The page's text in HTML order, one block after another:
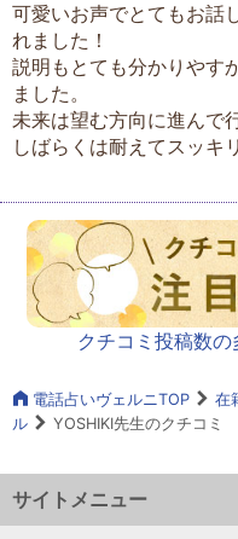
可愛いお声でとてもお話
れました！
説明もとても分かりやす
ました。
未来は望む方向に進んで
しばらくは耐えてスッキ
クチコミ投稿数
電話占いヴェルニTOP 在
ル
YOSHIKI先生のクチコミ
サイトメニュー